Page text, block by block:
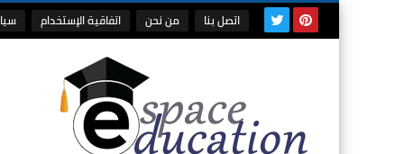
اتصل بنا من نحن اتفاقية الإستخدام